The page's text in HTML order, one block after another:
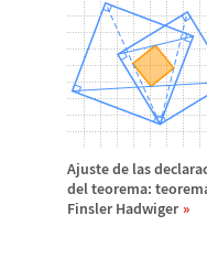
Ajuste de las
del teorema:
Finsler Hadwiger